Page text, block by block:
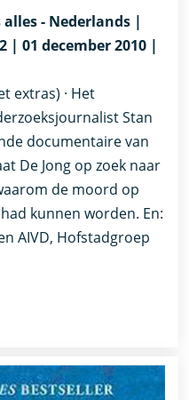
- Nederlands |
| 01 december 2010 |
· Het
Stan
documentaire van
De Jong op zoek naar
de moord op
kunnen worden. En:
AIVD, Hofstadgroep